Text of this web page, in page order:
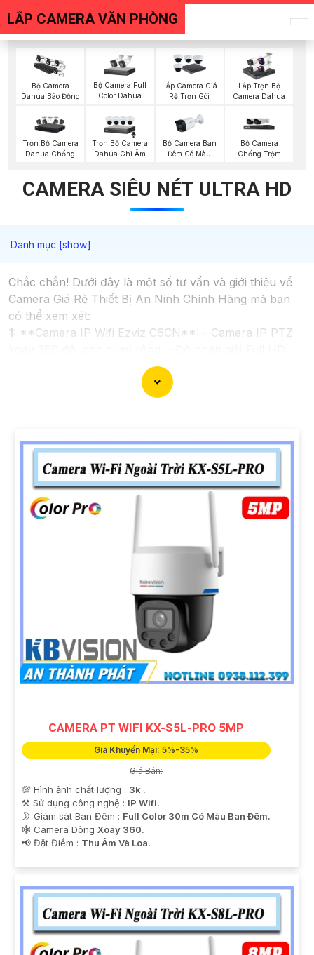
LẮP CAMERA VĂN PHÒNG
Bộ Camera
Dahua Báo Động
Bộ Camera Full
Color Dahua
Lắp Camera Giá
Rẻ Trọn Gói
Lắp Trọn Bộ
Camera Dahua
Trọn Bộ Camera
Dahua Chống
Trọn Bộ Camera
Dahua Ghi Âm
Bộ Camera Ban
Đêm Có Màu
Bộ Camera
Chống Trộm
CAMERA SIÊU NÉT ULTRA HD
Chắc chắn! Dưới đây là một số tư vấn và giới thiệu về
Camera Giá Rẻ Thiết Bị An Ninh Chính Hãng mà bạn
có thể xem xét:
1: **Camera IP Wifi Ezviz C6CN**: - Camera IP PTZ
1080p. - Hỗ trợ kết nối không dây WiFi. - Tích hợp
công nghệ hồng ngoại thông minh. - Phù hợp để theo
giải 2MP (1920x1080). - Hỗ trợ chống ngược sáng kỹ
thuật số. - Thiết kế vỏ nhựa chống va đập. - Hồng
ngoại ban đêm khoảng cách lên đến 30m.
**Camera Dahua HDCVI HAC-HFW1200T**: -
Camera HDCVI 2MP hỗ trợ chất lượng hình ảnh cao. -
Lens cố định 3.6mm. - Tầm quan sát hồng ngoại lên
đến 20m. - Chống ngược sáng Digital WDR, cân bằng
sáng, chống nhiễu 3D. - Giá phải chăng với chất lượng
Nhớ kiểm tra và lựa chọn sản phẩm phù hợp với nhu
cầu sử dụng và không gian lắp đặt của bạn. Bạn có thể
tham khảo thêm thông tin chi tiết và mua hàng tại các
cửa hàng điện tử uy tín hoặc cửa hàng thiết bị an ninh
chuyên nghiệp. Chúc bạn tìm được giải pháp an ninh
phù hợp!
CAMERA PT WIFI KX-S5L-PRO 5MP
Giá Khuyến Mại: 5%-35%
Giá Bán:
💯 Hình ảnh chất lượng : 3k .
⚒ Sử dụng công nghệ : IP Wifi.
🌛 Giám sát Ban Đêm : Full Color 30m Có Màu Ban Ðêm.
🕸️ Camera Dòng Xoay 360.
️📢 Đặt Điểm : Thu Âm Và Loa.